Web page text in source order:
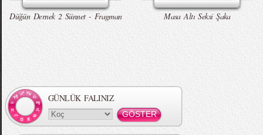
Düğün Dernek 2 Sünnet - Fragman Masa Altı Seksi Şaka
GÜNLÜK FALINIZ